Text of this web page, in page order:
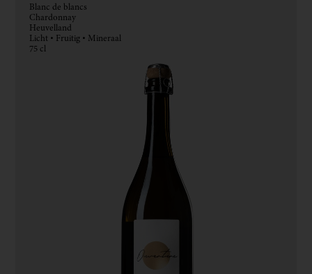
Blanc de blancs
Chardonnay
Heuvelland
Licht • Fruitig • Mineraal
75 cl